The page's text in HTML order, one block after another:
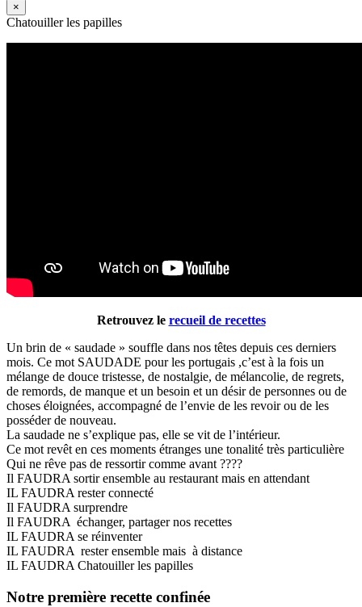
×
Chatouiller les papilles
Retrouvez le recueil de recettes
Un brin de « saudade » souffle dans nos têtes depuis ces derniers
mois. Ce mot SAUDADE pour les portugais ,c’est à la fois un
mélange de douce tristesse, de nostalgie, de mélancolie, de regrets,
de remords, de manque et un besoin et un désir de personnes ou de
choses éloignées, accompagné de l’envie de les revoir ou de les
posséder de nouveau.
La saudade ne s’explique pas, elle se vit de l’intérieur.
Ce mot revêt en ces moments étranges une tonalité très particulière
Qui ne rêve pas de ressortir comme avant ????
Il FAUDRA sortir ensemble au restaurant mais en attendant
IL FAUDRA rester connecté
Il FAUDRA surprendre
Il FAUDRA échanger, partager nos recettes
IL FAUDRA se réinventer
IL FAUDRA rester ensemble mais à distance
IL FAUDRA Chatouiller les papilles
Notre première recette confinée